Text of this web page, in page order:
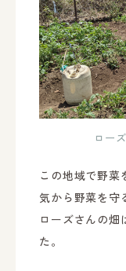
ロー
この地域で野菜
気から野菜を守
ローズさんの畑
た。